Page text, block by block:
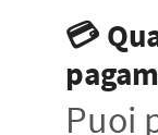
💳
Puoi